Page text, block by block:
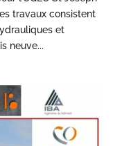
travaux consistent
et
neuve...